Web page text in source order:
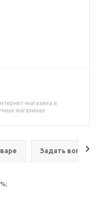
магазина и
магазинах
Задать вопрос